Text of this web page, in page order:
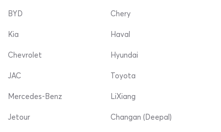
BYD
Kia
Chevrolet
Chery
Haval
Hyundai
JAC
Mercedes-Benz
Jetour
Toyota
LiXiang
Changan (Deepal)